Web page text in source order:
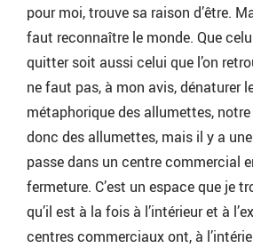
pour moi, trouve sa raison d’être.
faut reconnaître le monde. Que
quitter soit aussi celui que l’on
ne faut pas, à mon avis, dénaturer
métaphorique des allumettes,
donc des allumettes, mais il y a
passe dans un centre commercial
fermeture. C’est un espace que je
qu’il est à la fois à l’intérieur et à
centres commerciaux ont, à